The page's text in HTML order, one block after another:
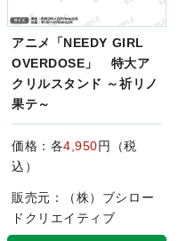
アニメ「NEEDY GIRL
OVERDOSE」 特大ア
クリルスタンド ～祈リノ
果テ～
価格：各4,950円（税
込）
販売元：（株）ブシロー
ドクリエイティブ